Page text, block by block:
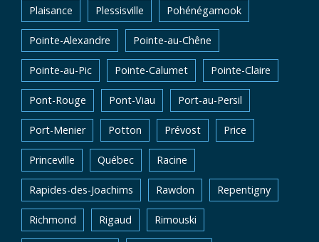
Plaisance Plessisville Pohénégamook
Pointe-Alexandre Pointe-au-Chêne
Pointe-au-Pic Pointe-Calumet Pointe-Claire
Pont-Rouge Pont-Viau Port-au-Persil
Port-Menier Potton Prévost Price
Princeville Québec Racine
Rapides-des-Joachims Rawdon Repentigny
Richmond Rigaud Rimouski